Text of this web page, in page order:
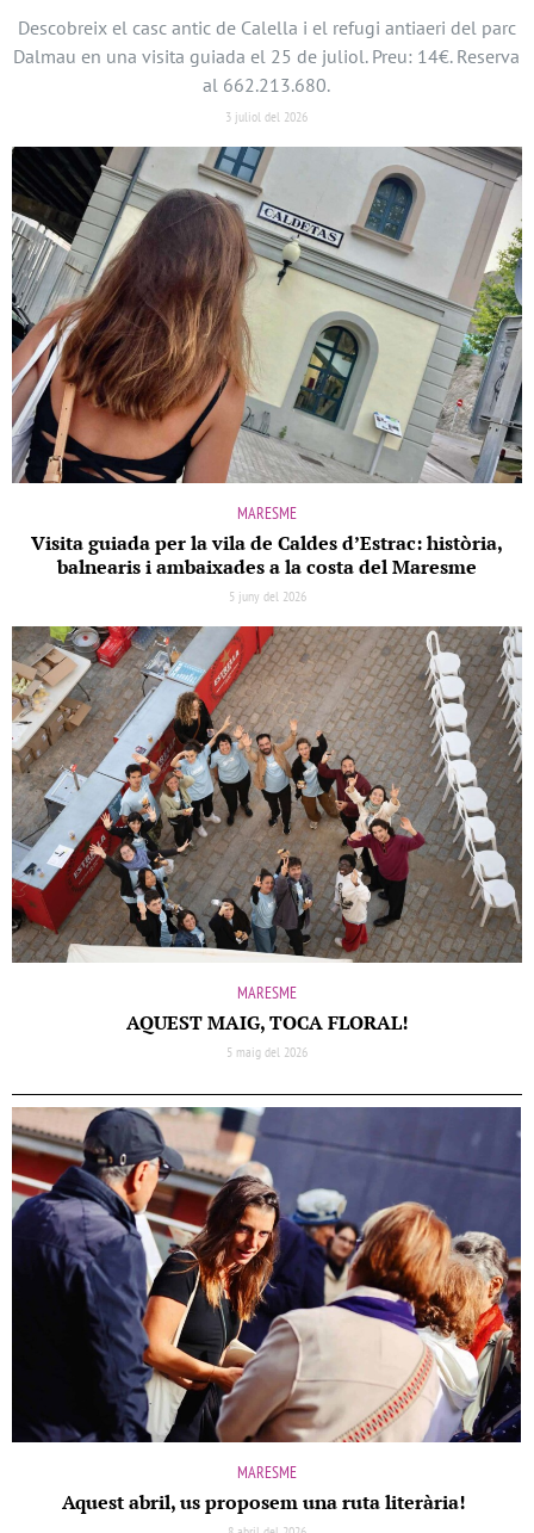
Descobreix el casc antic de Calella i el refugi antiaeri del parc
Dalmau en una visita guiada el 25 de juliol. Preu: 14€. Reserva
al 662.213.680.
3 juliol del 2026
MARESME
Visita guiada per la vila de Caldes d’Estrac: història,
balnearis i ambaixades a la costa del Maresme
5 juny del 2026
MARESME
AQUEST MAIG, TOCA FLORAL!
5 maig del 2026
MARESME
Aquest abril, us proposem una ruta literària!